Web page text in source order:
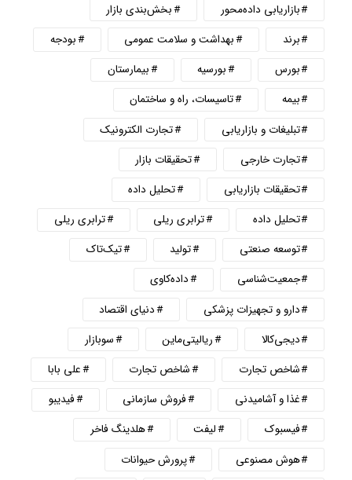
بازاریابی داده‌محور
بخش‌بندی بازار
برند
بهداشت و سلامت عمومی
بودجه
بورس
بورسیه
بیمارستان
بیمه
تاسیسات، راه و ساختمان
تبلیغات و بازاریابی
تجارت الکترونیک
تجارت خارجی
تحقیقات بازار
تحقیقات بازاریابی
تحلیل داده
تحلیل داده
ترابری ریلی
ترابری ریلی
توسعه صنعتی
تولید
تیک‌تاک
جمعیت‌شناسی
داده‌کاوی
دارو و تجهیزات پزشکی
دنیای اقتصاد
دیجی‌کالا
ریالیتی‌ماین
سوبازار
شاخص تجارت
شاخص تجارت
علی بابا
غذا و آشامیدنی
فروش سازمانی
فیدیبو
فیسبوک
لیفت
هلدینگ فاخر
هوش مصنوعی
پرورش حیوانات